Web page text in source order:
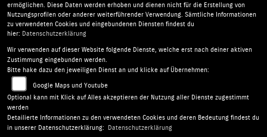
Zweirad-Center Zöller |Bahnhofstr. 34 | 36110 Schlitz |
Deutschland
AGB |Impressum
Barrierefreiheit |Batterieverordnung
ermöglichen. Diese Daten werden erhoben und dienen nicht für die Erstellung von
Nutzungsprofilen oder anderer weiterführender Verwendung. Sämtliche Informationen
zu verwendeten Cookies und eingebundenen Diensten findest du
hier: Datenschutzerklärung
Wir verwenden auf dieser Website folgende Dienste, welche erst nach deiner aktiven
Zustimmung eingebunden werden.
Bitte hake dazu den jeweiligen Dienst an und klicke auf Übernehmen:
Google Maps und Youtube
Optional kann mit Klick auf Alles akzeptieren der Nutzung aller Dienste zugestimmt
werden
Detailierte Informationen zu den verwendeten Cookies und deren Bedeutung findest du
in unserer Datenschutzerklärung:
Datenschutzerklärung